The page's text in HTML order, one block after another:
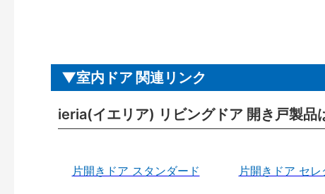
室内ドア 関連リンク
ieria(イエリア) リビングドア 開き戸製品
片開きドア スタンダード 片開きドア セレ